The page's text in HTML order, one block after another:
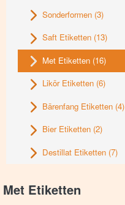
Sonderformen (3)
Saft Etiketten (13)
Met Etiketten (16)
Likör Etiketten (6)
Bärenfang Etiketten (4)
Bier Etiketten (2)
Destillat Etiketten (7)
Met Etiketten